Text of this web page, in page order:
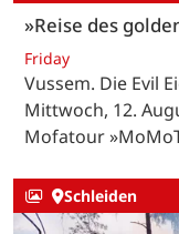
»Reise des
Friday
Vussem. Die Evil
Mittwoch, 12.
Mofatour
Schleiden